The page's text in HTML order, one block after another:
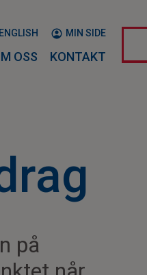
MIN SIDE
OSS KONTAKT
på